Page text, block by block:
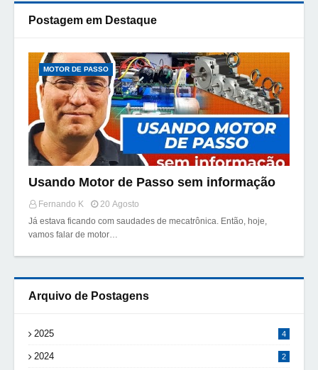
Postagem em Destaque
MOTOR DE PASSO
Usando Motor de Passo sem informação
Fernando K
20 Agosto
Já estava ficando com saudades de mecatrônica. Então, hoje,
vamos falar de motor…
Arquivo de Postagens
2025 4
2024 2